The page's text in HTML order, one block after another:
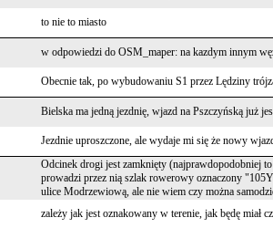
to nie to miasto
w odpowiedzi do OSM_maper: na kazdym innym
Obecnie tak, po wybudowaniu S1 przez Lędziny
Bielska ma jedną jezdnię, wjazd na Pszczyńską już
Jezdnie uproszczone, ale wydaje mi się że nowy
Odcinek drogi jest zamknięty (najprawdopodobniej
prowadzi przez nią szlak rowerowy oznaczony
ulice Modrzewiową, ale nie wiem czy można
zależy jak jest oznakowany w terenie, jak będę miał